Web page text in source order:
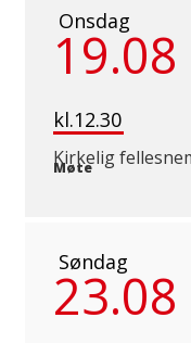
Onsdag
19.08
kl.12.30
Kirkelig
Møte
Søndag
23.08